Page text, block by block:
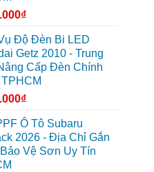
₫
Độ Đèn Bi LED
Getz 2010 - Trung
Cấp Đèn Chính
₫
Ô Tô Subaru
2026 - Địa Chỉ Gắn
Vệ Sơn Uy Tín